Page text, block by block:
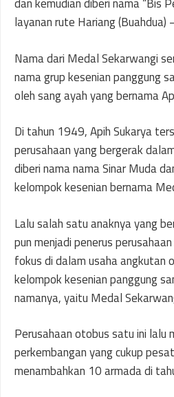
dan kemudian diberi nama “Bis
layanan rute Hariang (Buahdua)
Nama dari Medal Sekarwangi
nama grup kesenian panggung
oleh sang ayah yang bernama
Di tahun 1949, Apih Sukarya
perusahaan yang bergerak
diberi nama nama Sinar Muda
kelompok kesenian bernama
Lalu salah satu anaknya yang
pun menjadi penerus
fokus di dalam usaha angkutan
kelompok kesenian panggung
namanya, yaitu Medal
Perusahaan otobus satu ini lalu
perkembangan yang cukup
menambahkan 10 armada di